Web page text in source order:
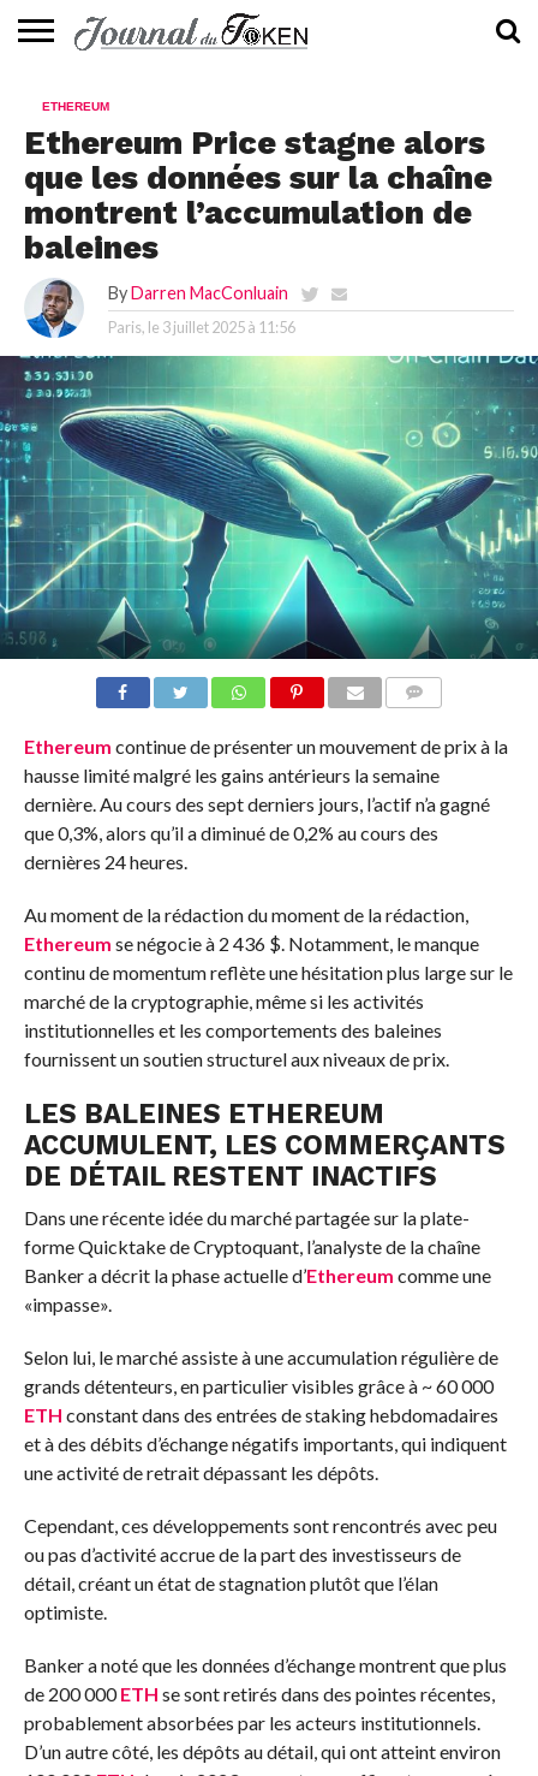
📰
EVALUATION
GUIDE
TENDANCES
À
CONTACTEZ-
ETHEREUM
Ethereum Price stagne alors
que les données sur la chaîne
montrent l’accumulation de
baleines
By Darren MacConluain
Paris, le 3 juillet 2025 à 11:56
Ethereum continue de présenter un mouvement de prix à la
hausse limité malgré les gains antérieurs la semaine
dernière. Au cours des sept derniers jours, l’actif n’a gagné
que 0,3%, alors qu’il a diminué de 0,2% au cours des
dernières 24 heures.
Au moment de la rédaction du moment de la rédaction,
Ethereum se négocie à 2 436 $. Notamment, le manque
continu de momentum reflète une hésitation plus large sur le
marché de la cryptographie, même si les activités
institutionnelles et les comportements des baleines
fournissent un soutien structurel aux niveaux de prix.
LES BALEINES ETHEREUM
ACCUMULENT, LES COMMERÇANTS
DE DÉTAIL RESTENT INACTIFS
Dans une récente idée du marché partagée sur la plate-
forme Quicktake de Cryptoquant, l’analyste de la chaîne
Banker a décrit la phase actuelle d’Ethereum comme une
«impasse».
Selon lui, le marché assiste à une accumulation régulière de
grands détenteurs, en particulier visibles grâce à ~ 60 000
ETH constant dans des entrées de staking hebdomadaires
et à des débits d’échange négatifs importants, qui indiquent
une activité de retrait dépassant les dépôts.
Cependant, ces développements sont rencontrés avec peu
ou pas d’activité accrue de la part des investisseurs de
détail, créant un état de stagnation plutôt que l’élan
optimiste.
Banker a noté que les données d’échange montrent que plus
de 200 000ETH se sont retirés dans des pointes récentes,
probablement absorbées par les acteurs institutionnels.
D’un autre côté, les dépôts au détail, qui ont atteint environ